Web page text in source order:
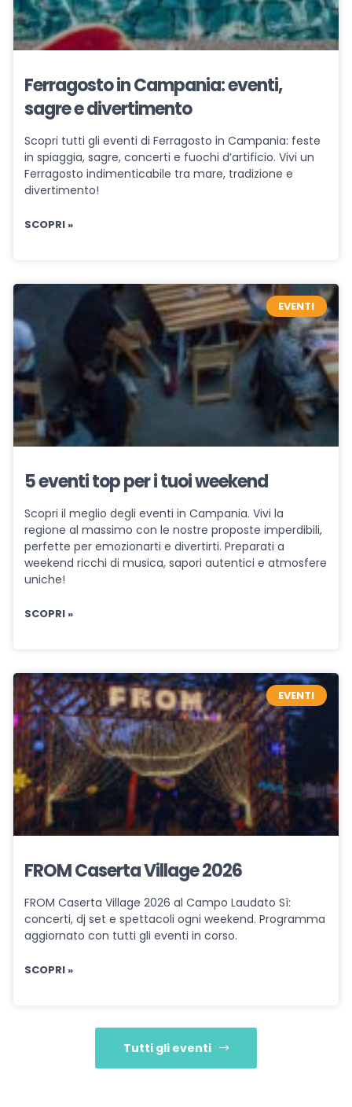
Ferragosto in Campania: eventi,
sagre e divertimento
Scopri tutti gli eventi di Ferragosto in Campania: feste
in spiaggia, sagre, concerti e fuochi d’artificio. Vivi un
Ferragosto indimenticabile tra mare, tradizione e
divertimento!
SCOPRI »
EVENTI
5 eventi top per i tuoi weekend
Scopri il meglio degli eventi in Campania. Vivi la
regione al massimo con le nostre proposte imperdibili,
perfette per emozionarti e divertirti. Preparati a
weekend ricchi di musica, sapori autentici e atmosfere
uniche!
SCOPRI »
EVENTI
FROM Caserta Village 2026
FROM Caserta Village 2026 al Campo Laudato Sì:
concerti, dj set e spettacoli ogni weekend. Programma
aggiornato con tutti gli eventi in corso.
SCOPRI »
Tutti gli eventi